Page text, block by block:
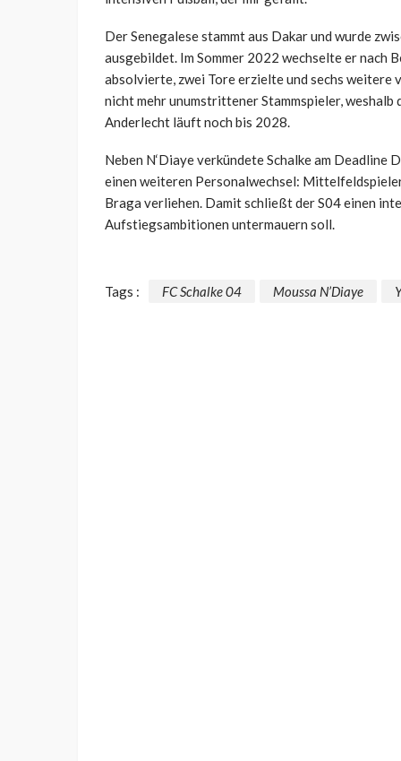
Der Senegalese stammt aus Dakar und wurde
ausgebildet. Im Sommer 2022 wechselte er
absolvierte, zwei Tore erzielte und sechs weitere
nicht mehr unumstrittener Stammspieler,
Anderlecht läuft noch bis 2028.
Neben N‘Diaye verkündete Schalke am Deadline
einen weiteren Personalwechsel:
Braga verliehen. Damit schließt der S04 einen
Aufstiegsambitionen untermauern soll.
Tags : FC Schalke 04 Moussa N’Diaye